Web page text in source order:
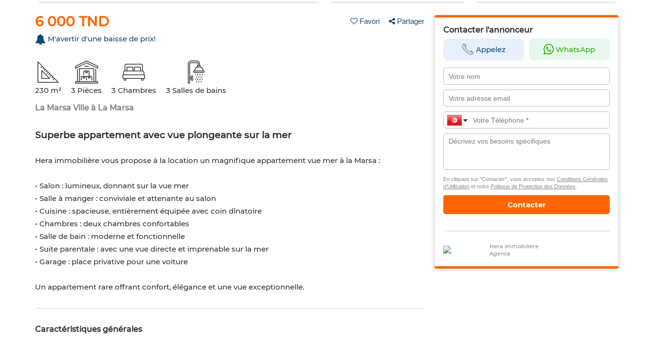
6 000 TND Favori Partager
M'avertir d'une baisse de prix!
230 m² 3 Pièces 3 Chambres
3 Salles de bains
La Marsa Ville à La Marsa
Superbe appartement avec vue plongeante sur la mer
Hera immobilière vous propose à la location un magnifique appartement vue mer à la Marsa :
• Salon : lumineux, donnant sur la vue mer
• Salle à manger : conviviale et attenante au salon
• Cuisine : spacieuse, entièrement équipée avec coin dînatoire
• Chambres : deux chambres confortables
• Salle de bain : moderne et fonctionnelle
• Suite parentale : avec une vue directe et imprenable sur la mer
• Garage : place privative pour une voiture
Un appartement rare offrant confort, élégance et une vue exceptionnelle.
Caractéristiques générales
Contacter l'annonceur
Appelez WhatsApp
En cliquant sur "Contacter", vous acceptez nos Conditions Générales
d’Utilisationet notre Politique de Protection des Données
Contacter
Hera immobiliere
Agence